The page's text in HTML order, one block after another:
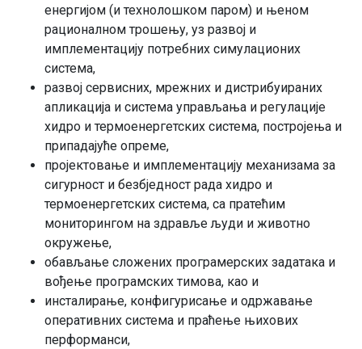
енергијом (и технолошком паром) и њеном
рационалном трошењу, уз развој и
имплементацију потребних симулационих
система,
развој сервисних, мрежних и дистрибуираних
апликација и система управљања и регулације
хидро и термоенергетских система, постројења и
припадајуће опреме,
пројектовање и имплементацију механизама за
сигурност и безбједност рада хидро и
термоенергетских система, са пратећим
мониторингом на здравље људи и животно
окружење,
обављање сложених програмерских задатака и
вођење програмских тимова, као и
инсталирање, конфигурисање и одржавање
оперативних система и праћење њихових
перформанси,